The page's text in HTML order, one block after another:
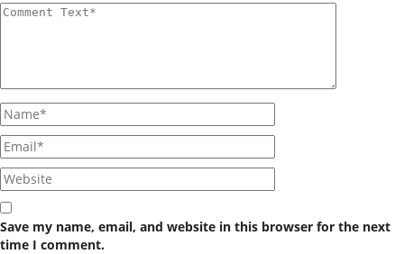
Save my name, email, and website in this browser for the next
time I comment.